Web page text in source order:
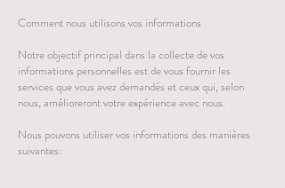
Comment nous utilisons vos informations
Notre objectif principal dans la collecte de vos
informations personnelles est de vous fournir les
services que vous avez demandés et ceux qui, selon
nous, amélioreront votre expérience avec nous.
Nous pouvons utiliser vos informations des manières
suivantes: